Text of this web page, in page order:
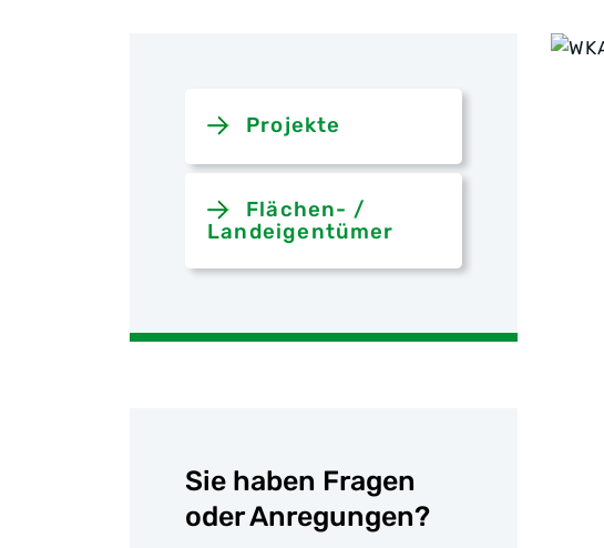
Projekte
Flächen- /
Landeigentümer
Sie haben Fragen
oder Anregungen?